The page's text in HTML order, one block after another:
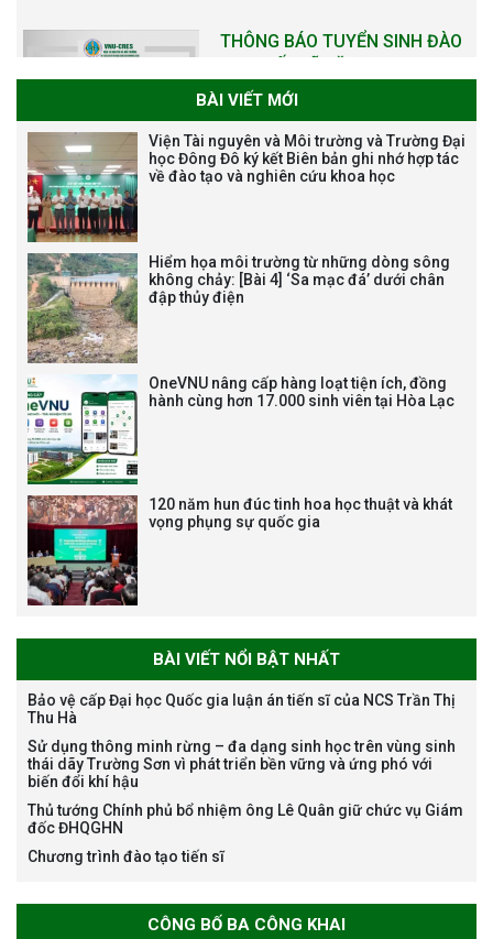
CHỨC TRAO HỌC BỔNG NAGAO
THƯ CẢM ƠN LỄ KỶ NIỆM 40
NĂM XÂY DỰNG VÀ PHÁT TRIỂN
ĐỘNG HẠNG BA
viên chức, người lao động các
vị trí việc làm chức danh nghề
Bảo vệ luận án tiến sĩ của NCS
Nguyễn Thế Thông
BÀI VIẾT MỚI
Viện Tài nguyên và Môi trường và Trường Đại
học Đông Đô ký kết Biên bản ghi nhớ hợp tác
về đào tạo và nghiên cứu khoa học
Hiểm họa môi trường từ những dòng sông
không chảy: [Bài 4] ‘Sa mạc đá’ dưới chân
đập thủy điện
OneVNU nâng cấp hàng loạt tiện ích, đồng
hành cùng hơn 17.000 sinh viên tại Hòa Lạc
120 năm hun đúc tinh hoa học thuật và khát
vọng phụng sự quốc gia
BÀI VIẾT NỔI BẬT NHẤT
Bảo vệ cấp Đại học Quốc gia luận án tiến sĩ của NCS Trần Thị
Thu Hà
Sử dụng thông minh rừng – đa dạng sinh học trên vùng sinh
thái dãy Trường Sơn vì phát triển bền vững và ứng phó với
biến đổi khí hậu
Thủ tướng Chính phủ bổ nhiệm ông Lê Quân giữ chức vụ Giám
đốc ĐHQGHN
Chương trình đào tạo tiến sĩ
CÔNG BỐ BA CÔNG KHAI